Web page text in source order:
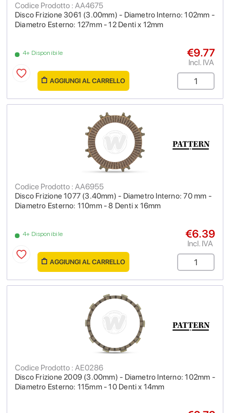
Disco Frizione 3061 (3.00mm) - Diametro Interno: 102mm -
Diametro Esterno: 127mm - 12 Denti x 12mm
Codice Prodotto : AA4675
4+ Disponibile €9.77
Incl. IVA
AGGIUNGI AL CARRELLO
Disco Frizione 1077 (3.40mm) - Diametro Interno: 70 mm -
Diametro Esterno: 110mm - 8 Denti x 16mm
Codice Prodotto : AA6955
4+ Disponibile €6.39
Incl. IVA
AGGIUNGI AL CARRELLO
Disco Frizione 2009 (3.00mm) - Diametro Interno: 102mm -
Diametro Esterno: 115mm - 10 Denti x 14mm
Codice Prodotto : AE0286